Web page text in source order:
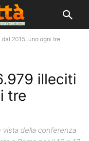
2015: uno ogni tre
illeciti
tre
vista della conferenza